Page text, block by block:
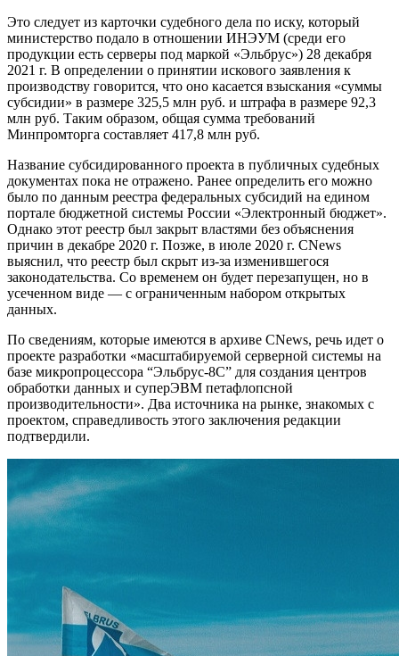
Это следует из карточки судебного дела по иску, который
министерство подало в отношении ИНЭУМ (среди его
продукции есть серверы под маркой «Эльбрус») 28 декабря
2021 г. В определении о принятии искового заявления к
производству говорится, что оно касается взыскания «суммы
субсидии» в размере 325,5 млн руб. и штрафа в размере 92,3
млн руб. Таким образом, общая сумма требований
Минпромторга составляет 417,8 млн руб.
Название субсидированного проекта в публичных судебных
документах пока не отражено. Ранее определить его можно
было по данным реестра федеральных субсидий на едином
портале бюджетной системы России «Электронный бюджет».
Однако этот реестр был закрыт властями без объяснения
причин в декабре 2020 г. Позже, в июле 2020 г. CNews
выяснил, что реестр был скрыт из-за изменившегося
законодательства. Со временем он будет перезапущен, но в
усеченном виде — с ограниченным набором открытых
данных.
По сведениям, которые имеются в архиве CNews, речь идет о
проекте разработки «масштабируемой серверной системы на
базе микропроцессора “Эльбрус-8С” для создания центров
обработки данных и суперЭВМ петафлопсной
производительности». Два источника на рынке, знакомых с
проектом, справедливость этого заключения редакции
подтвердили.